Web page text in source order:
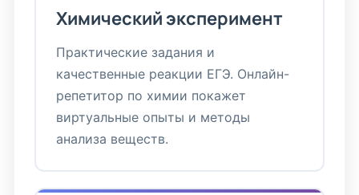
Химический эксперимент
Практические задания и
качественные реакции ЕГЭ. Онлайн-
репетитор по химии покажет
виртуальные опыты и методы
анализа веществ.